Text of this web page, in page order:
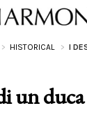
HISTORICAL I
un